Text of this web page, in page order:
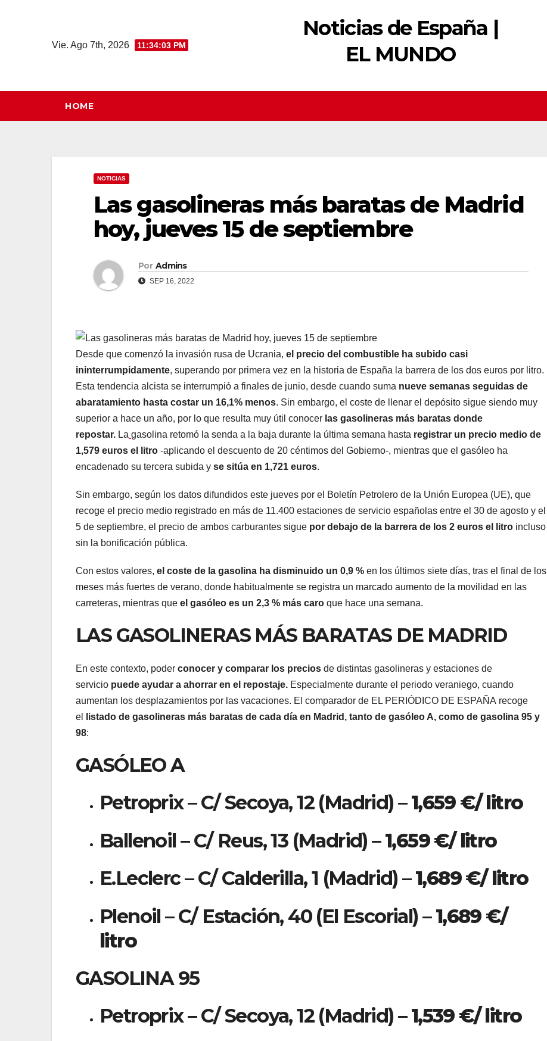
Vie. Ago 7th, 2026 11:34:04 PM
Noticias de España |
EL MUNDO
HOME
NOTICIAS
Las gasolineras más baratas de Madrid
hoy, jueves 15 de septiembre
Por Admins
SEP 16, 2022
Desde que comenzó la invasión rusa de Ucrania, el precio del combustible ha subido casi
ininterrumpidamente, superando por primera vez en la historia de España la barrera de los dos euros por litro.
Esta tendencia alcista se interrumpió a finales de junio, desde cuando suma nueve semanas seguidas de
abaratamiento hasta costar un 16,1% menos. Sin embargo, el coste de llenar el depósito sigue siendo muy
superior a hace un año, por lo que resulta muy útil conocer las gasolineras más baratas donde
repostar. La gasolina retomó la senda a la baja durante la última semana hasta registrar un precio medio de
1,579 euros el litro -aplicando el descuento de 20 céntimos del Gobierno-, mientras que el gasóleo ha
encadenado su tercera subida y se sitúa en 1,721 euros.
Sin embargo, según los datos difundidos este jueves por el Boletín Petrolero de la Unión Europea (UE), que
recoge el precio medio registrado en más de 11.400 estaciones de servicio españolas entre el 30 de agosto y el
5 de septiembre, el precio de ambos carburantes sigue por debajo de la barrera de los 2 euros el litro incluso
sin la bonificación pública.
Con estos valores, el coste de la gasolina ha disminuido un 0,9 % en los últimos siete días, tras el final de los
meses más fuertes de verano, donde habitualmente se registra un marcado aumento de la movilidad en las
carreteras, mientras que el gasóleo es un 2,3 % más caro que hace una semana.
LAS GASOLINERAS MÁS BARATAS DE MADRID
En este contexto, poder conocer y comparar los precios de distintas gasolineras y estaciones de
servicio puede ayudar a ahorrar en el repostaje. Especialmente durante el periodo veraniego, cuando
aumentan los desplazamientos por las vacaciones. El comparador de EL PERIÓDICO DE ESPAÑA recoge
el
listado de gasolineras más baratas de cada día en Madrid, tanto de gasóleo A, como de gasolina 95 y
98:
GASÓLEO A
Petroprix – C/ Secoya, 12 (Madrid) –1,659 €/ litro
Ballenoil – C/ Reus, 13 (Madrid) –1,659 €/ litro
E.Leclerc – C/ Calderilla, 1 (Madrid) –1,689 €/ litro
Plenoil – C/ Estación, 40 (El Escorial) –1,689 €/
litro
GASOLINA 95
Petroprix – C/ Secoya, 12 (Madrid) –1,539 €/ litro